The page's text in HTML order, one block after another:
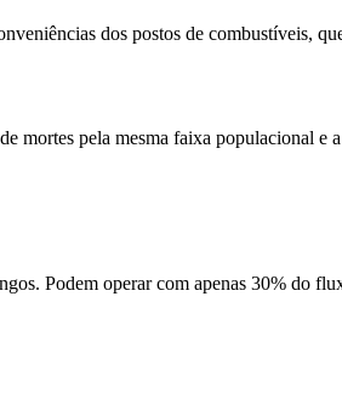
dos postos de combustíveis,
mortes pela mesma faixa populacional e
Podem operar com apenas 30% do